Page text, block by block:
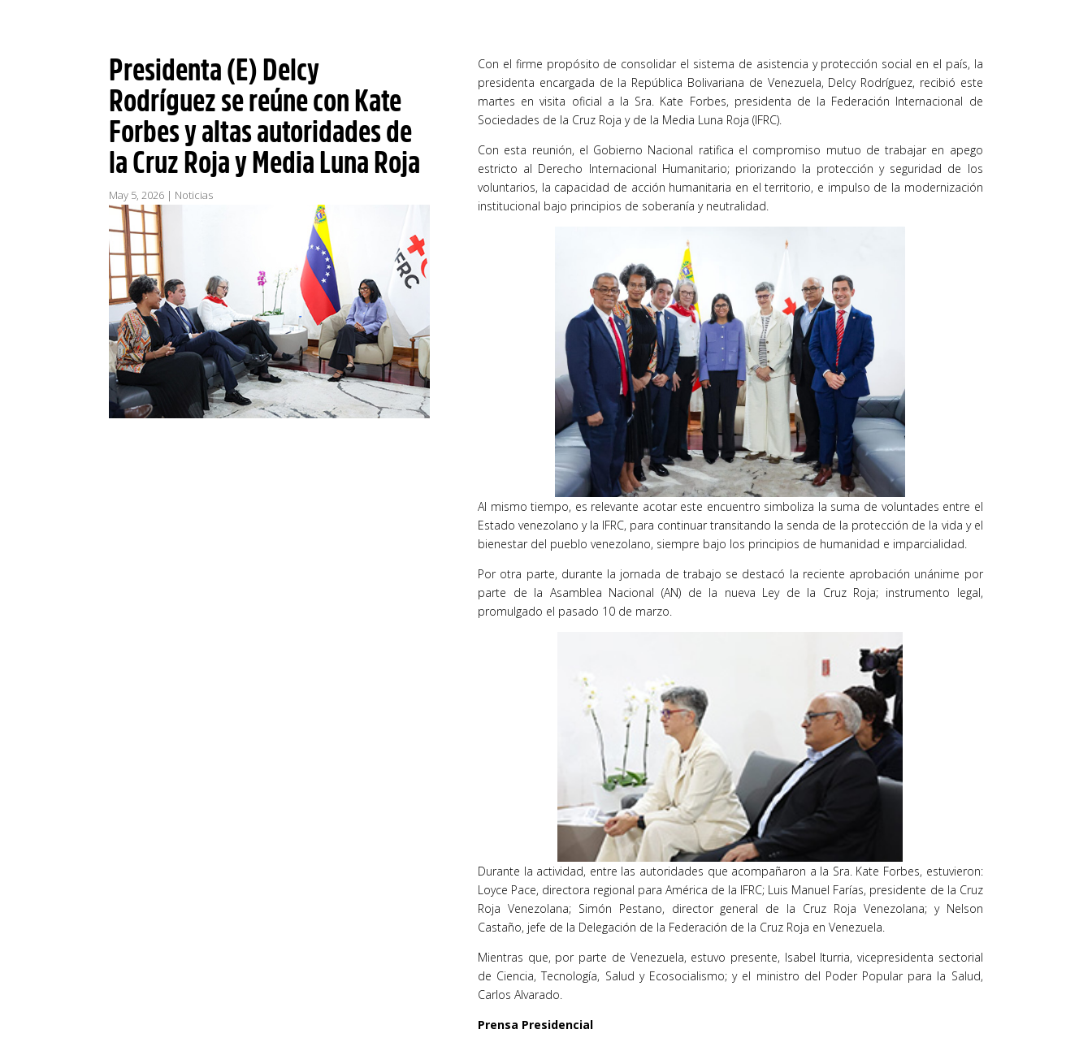
Presidenta (E) Delcy
Rodríguez se reúne con Kate
Forbes y altas autoridades de
la Cruz Roja y Media Luna Roja
May 5, 2026 | Noticias
Con el firme propósito de consolidar el sistema de asistencia y protección social en el país, la
presidenta encargada de la República Bolivariana de Venezuela, Delcy Rodríguez, recibió este
martes en visita oficial a la Sra. Kate Forbes, presidenta de la Federación Internacional de
Sociedades de la Cruz Roja y de la Media Luna Roja (IFRC).
Con esta reunión, el Gobierno Nacional ratifica el compromiso mutuo de trabajar en apego
estricto al Derecho Internacional Humanitario; priorizando la protección y seguridad de los
voluntarios, la capacidad de acción humanitaria en el territorio, e impulso de la modernización
institucional bajo principios de soberanía y neutralidad.
Al mismo tiempo, es relevante acotar este encuentro simboliza la suma de voluntades entre el
Estado venezolano y la IFRC, para continuar transitando la senda de la protección de la vida y el
bienestar del pueblo venezolano, siempre bajo los principios de humanidad e imparcialidad.
Por otra parte, durante la jornada de trabajo se destacó la reciente aprobación unánime por
parte de la Asamblea Nacional (AN) de la nueva Ley de la Cruz Roja; instrumento legal,
promulgado el pasado 10 de marzo.
Durante la actividad, entre las autoridades que acompañaron a la Sra. Kate Forbes, estuvieron:
Loyce Pace, directora regional para América de la IFRC; Luis Manuel Farías, presidente de la Cruz
Roja Venezolana; Simón Pestano, director general de la Cruz Roja Venezolana; y Nelson
Castaño, jefe de la Delegación de la Federación de la Cruz Roja en Venezuela.
Mientras que, por parte de Venezuela, estuvo presente, Isabel Iturria, vicepresidenta sectorial
de Ciencia, Tecnología, Salud y Ecosocialismo; y el ministro del Poder Popular para la Salud,
Carlos Alvarado.
Prensa Presidencial